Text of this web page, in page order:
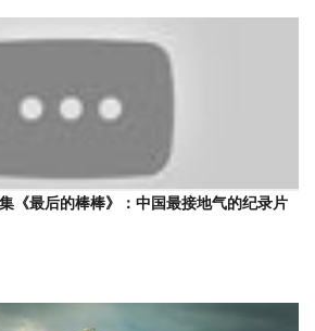
《最后的棒棒》：中国最接地气的纪录片